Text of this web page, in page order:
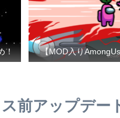
！ 【MOD入り
ス前アップデ